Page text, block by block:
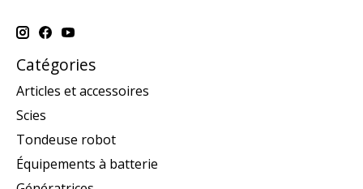
Catégories
Articles et accessoires
Scies
Tondeuse robot
Équipements à batterie